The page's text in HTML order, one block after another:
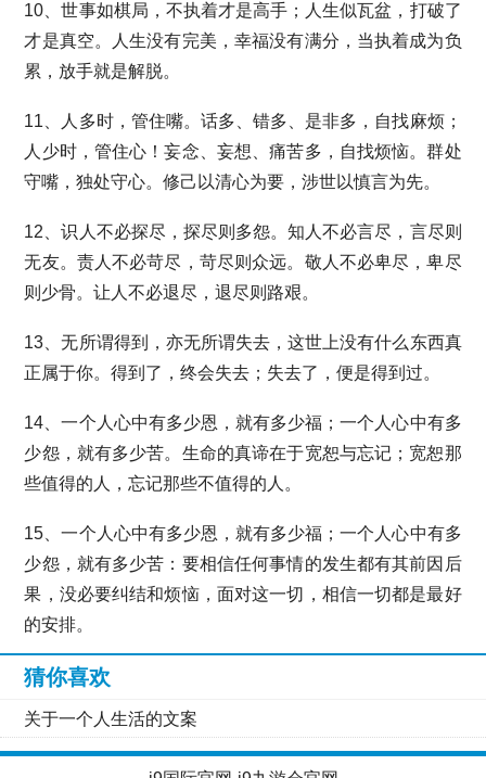
10、世事如棋局，不执着才是高手；人生似瓦盆，打破了
才是真空。人生没有完美，幸福没有满分，当执着成为负
累，放手就是解脱。
11、人多时，管住嘴。话多、错多、是非多，自找麻烦；
人少时，管住心！妄念、妄想、痛苦多，自找烦恼。群处
守嘴，独处守心。修己以清心为要，涉世以慎言为先。
12、识人不必探尽，探尽则多怨。知人不必言尽，言尽则
无友。责人不必苛尽，苛尽则众远。敬人不必卑尽，卑尽
则少骨。让人不必退尽，退尽则路艰。
13、无所谓得到，亦无所谓失去，这世上没有什么东西真
正属于你。得到了，终会失去；失去了，便是得到过。
14、一个人心中有多少恩，就有多少福；一个人心中有多
少怨，就有多少苦。生命的真谛在于宽恕与忘记；宽恕那
些值得的人，忘记那些不值得的人。
15、一个人心中有多少恩，就有多少福；一个人心中有多
少怨，就有多少苦：要相信任何事情的发生都有其前因后
果，没必要纠结和烦恼，面对这一切，相信一切都是最好
的安排。
猜你喜欢
关于一个人生活的文案